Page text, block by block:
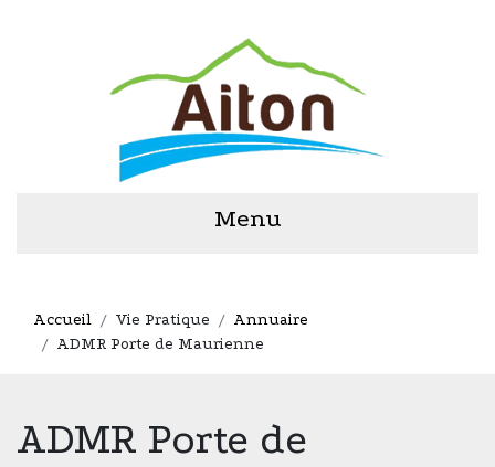
Menu
Accueil Vie Pratique
Annuaire
ADMR Porte de Maurienne
ADMR Porte de